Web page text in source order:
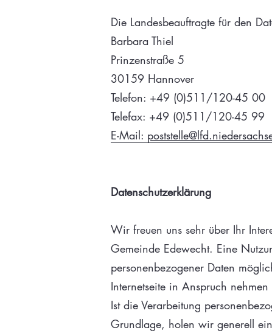
Die Landesbeauftragte für den
Barbara Thiel
Prinzenstraße 5
30159 Hannover
Telefon: +49 (0)511/120-45 00
Telefax: +49 (0)511/120-45 99
E-Mail:
Datenschutzerklärung
Wir freuen uns sehr über Ihr
Gemeinde Edewecht. Eine
personenbezogener Daten
Internetseite in Anspruch
Ist die Verarbeitung
Grundlage, holen wir generell